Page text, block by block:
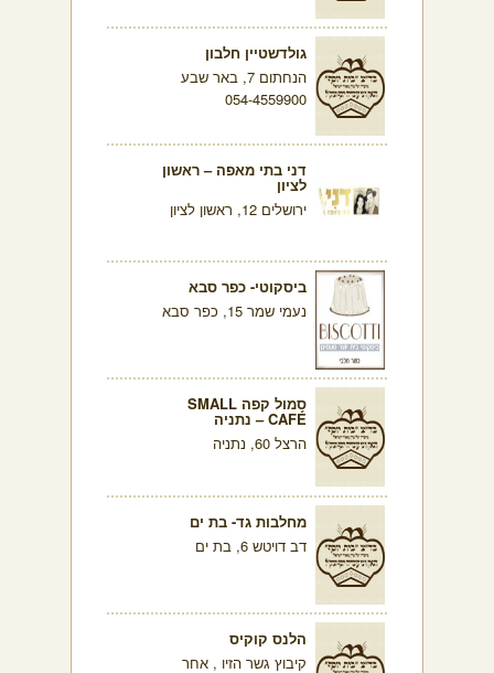
גולדשטיין חלבון
הנחתום 7, באר שבע
054-4559900
דני בתי מאפה – ראשון
לציון
ירושלים 12, ראשון לציון
ביסקוטי- כפר סבא
נעמי שמר 15, כפר סבא
סמול קפה SMALL
CAFÉ – נתניה
הרצל 60, נתניה
מחלבות גד- בת ים
דב דויטש 6, בת ים
הלנס קוקיס
קיבוץ גשר הזיו , אחר